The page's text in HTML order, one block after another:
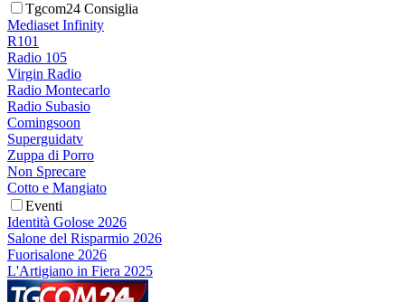
Tgcom24 Consiglia
Mediaset Infinity
R101
Radio 105
Virgin Radio
Radio Montecarlo
Radio Subasio
Comingsoon
Superguidatv
Zuppa di Porro
Non Sprecare
Cotto e Mangiato
Eventi
Identità Golose 2026
Salone del Risparmio 2026
Fuorisalone 2026
L'Artigiano in Fiera 2025